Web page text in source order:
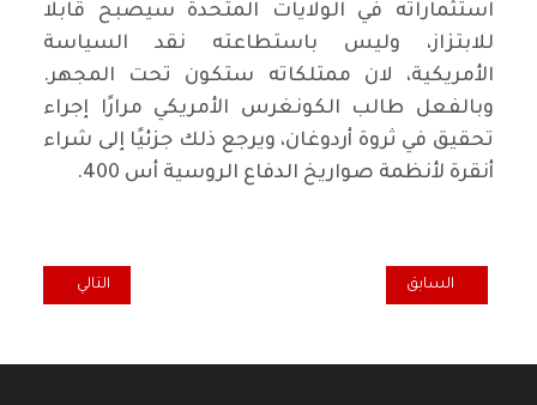
استثماراته في الولايات المتحدة سيصبح قابلا
للابتزاز، وليس باستطاعته نقد السياسة
الأمريكية، لان ممتلكاته ستكون تحت المجهر.
وبالفعل طالب الكونغرس الأمريكي مرارًا إجراء
تحقيق في ثروة أردوغان، ويرجع ذلك جزئيًا إلى شراء
أنقرة لأنظمة صواريخ الدفاع الروسية أس 400.
المقال السابق: مقدونيا الشمالية: «اليسار البديل» يدخل البرلمان للمرة
السابق المقال التالي:
التالي